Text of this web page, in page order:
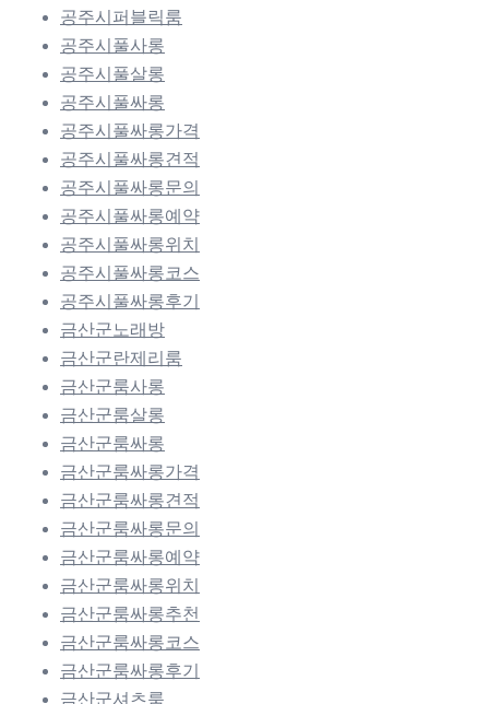
공주시퍼블릭룸
공주시풀사롱
공주시풀살롱
공주시풀싸롱
공주시풀싸롱가격
공주시풀싸롱견적
공주시풀싸롱문의
공주시풀싸롱예약
공주시풀싸롱위치
공주시풀싸롱코스
공주시풀싸롱후기
금산군노래방
금산군란제리룸
금산군룸사롱
금산군룸살롱
금산군룸싸롱
금산군룸싸롱가격
금산군룸싸롱견적
금산군룸싸롱문의
금산군룸싸롱예약
금산군룸싸롱위치
금산군룸싸롱추천
금산군룸싸롱코스
금산군룸싸롱후기
금산군셔츠룸